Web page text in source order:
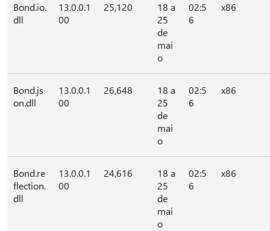
Bond.io.
dll
13.0.0.1
00
25,120
18 a
25
de
mai
o
02:5
6
x86
Bond.js
on.dll
13.0.0.1
00
26,648
18 a
25
de
mai
o
02:5
6
x86
Bond.re
flection.
dll
13.0.0.1
00
24,616
18 a
25
de
mai
o
02:5
6
x86